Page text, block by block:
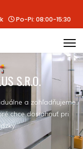
Po-Pi: 08:00-15:30
S.R.O.
a zohľadňujeme
chce dosiahnuť pri